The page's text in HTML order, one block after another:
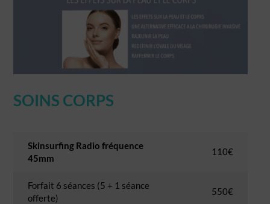
SOINS CORPS
Skinsurfing Radio fréquence
45mm
110€
Forfait 6 séances (5 + 1 séance
offerte)
550€